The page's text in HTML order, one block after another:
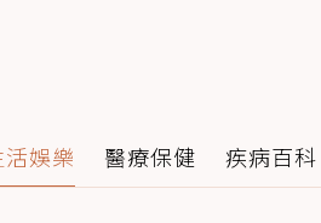
活娛樂 醫療保健 疾病百科